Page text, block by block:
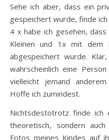
Sehe ich aber, dass ein
gespeichert wurde, finde
4 x habe ich gesehen,
Kleinen und 1x mit dem
abgespeichert wurde.
wahrscheinlich eine
vielleicht jemand
Hoffe ich zumindest.
Nichtsdestotrotz finde ich
theoretisch, sondern
Fotos meines Kindes auf